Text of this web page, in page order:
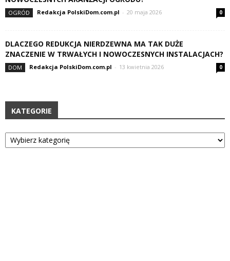
OGRÓD Redakcja PolskiDom.com.pl - 20 maja 2026 0
DLACZEGO REDUKCJA NIERDZEWNA MA TAK DUŻE
ZNACZENIE W TRWAŁYCH I NOWOCZESNYCH INSTALACJACH?
DOM Redakcja PolskiDom.com.pl - 13 kwietnia 2026 0
KATEGORIE
Kategorie